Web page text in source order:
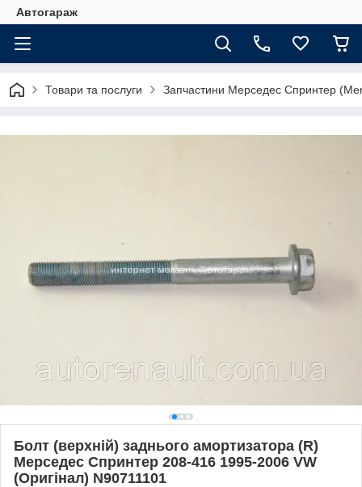
Автогараж
Товари та послуги Запчастини Мерседес Спринтер
Болт (верхній) заднього амортизатора (R)
Мерседес Спринтер 208-416 1995-2006 VW
(Оригінал) N90711101